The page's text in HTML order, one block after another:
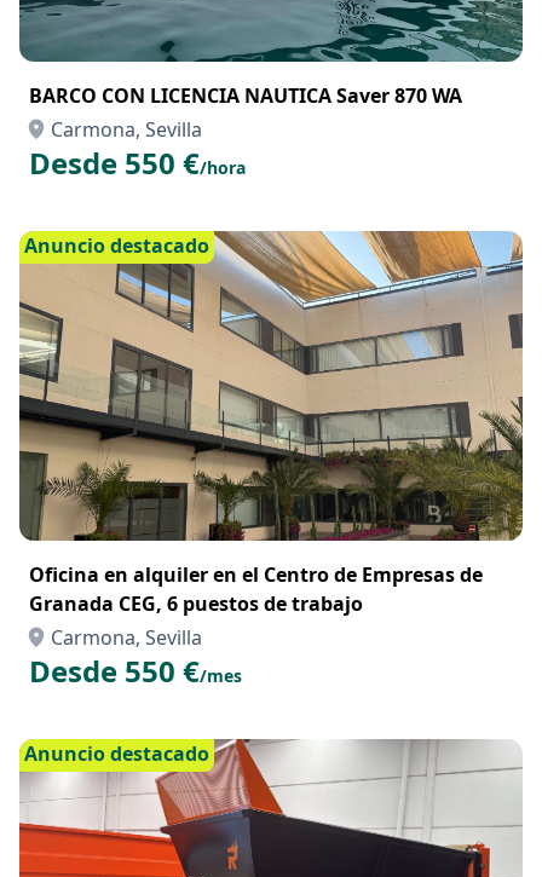
BARCO CON LICENCIA NAUTICA Saver 870 WA
Carmona, Sevilla
Desde 550 €/hora
Anuncio destacado
Oficina en alquiler en el Centro de Empresas de
Granada CEG, 6 puestos de trabajo
Carmona, Sevilla
Desde 550 €/mes
Anuncio destacado